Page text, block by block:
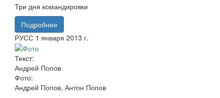
Три дня командировки
Подробнее
РУСС 1 января 2013 г.
Текст:
Андрей Попов
Фото:
Андрей Попов, Антон Попов